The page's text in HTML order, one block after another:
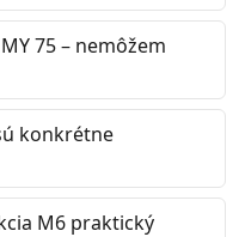
75 – nemôžem
konkrétne
M6 praktický